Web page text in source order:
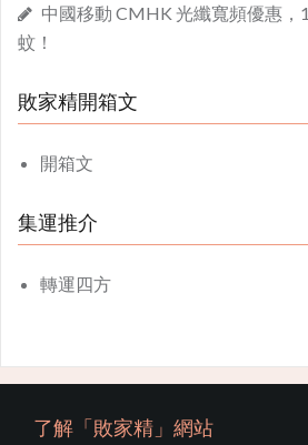
中國移動 CMHK 光纖寬頻優惠
蚊！
敗家精開箱文
開箱文
集運推介
轉運四方
了解「敗家精」網站